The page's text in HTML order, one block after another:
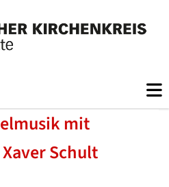
mit
Schult